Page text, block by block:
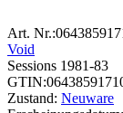
Art. Nr.:
Void
Sessions 1981-83
GTIN:
Zustand: Neuware